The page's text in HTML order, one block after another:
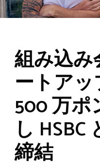
組み込み
ートア
500 万ポ
し HSBC
締結